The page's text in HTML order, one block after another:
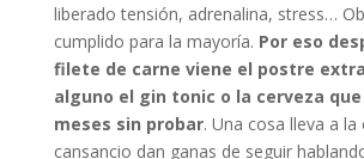
liberado tensión, adrenalina, stress…
cumplido para la mayoría. Por eso
filete de carne viene el postre
alguno el gin tonic o la cerveza
meses sin probar. Una cosa lleva a la
cansancio dan ganas de seguir